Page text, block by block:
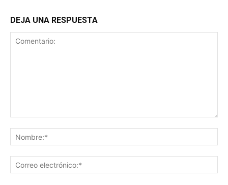
DEJA UNA RESPUESTA